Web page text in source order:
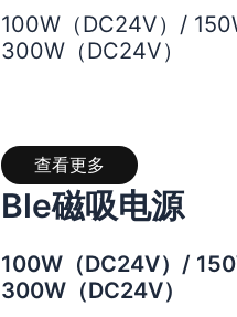
100W（DC24V）/
300W（DC24V）
查看更多
Ble磁吸电源
100W（DC24V）/
300W（DC24V）